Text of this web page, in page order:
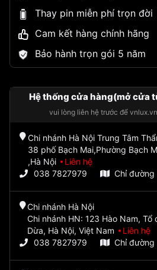
Thay pin miễn phí trọn đời
Cam kết hàng chính hãng
Bảo hành trọn gói 5 năm
Hệ thống cửa hàng(mở cửa
vui lòng liên hệ trước để
Chi nhánh Hà Nội Trung Tâm
38 phố Bạch Mai,Phường Bạch
,Hà Nội
Liên hệ
038 7827979
Chỉ đường
Chi nhánh Hà Nội
Chi nhánh HN: 123 Hào Nam, Tổ
Dừa, Hà Nội, Việt Nam
Liên hệ
038 7827979
Chỉ đường